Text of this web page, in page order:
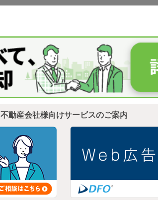
不動産会社様向けサービスのご案内